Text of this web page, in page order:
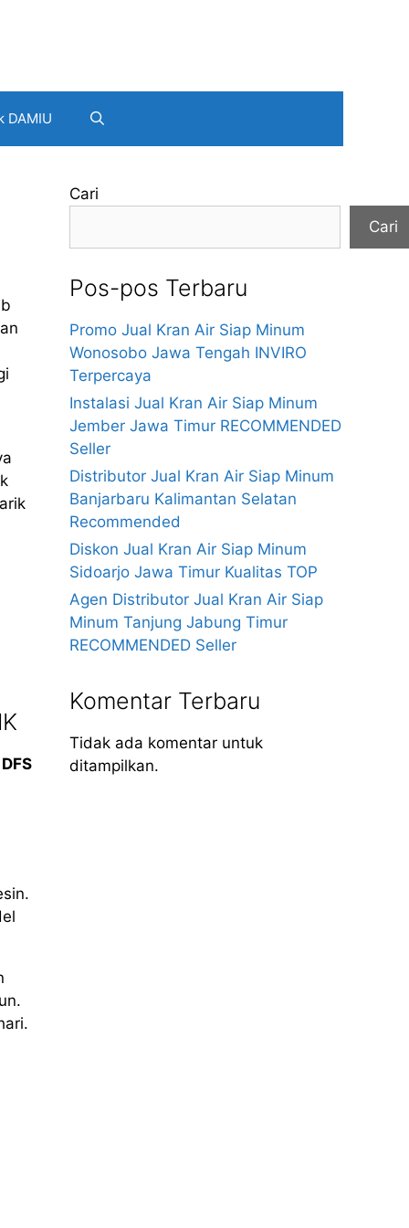
DAMIU
DFS
Cari
Cari
Pos-pos Terbaru
Promo Jual Kran Air Siap Minum
Wonosobo Jawa Tengah INVIRO
Terpercaya
Instalasi Jual Kran Air Siap Minum
Jember Jawa Timur RECOMMENDED
Seller
Distributor Jual Kran Air Siap Minum
Banjarbaru Kalimantan Selatan
Recommended
Diskon Jual Kran Air Siap Minum
Sidoarjo Jawa Timur Kualitas TOP
Agen Distributor Jual Kran Air Siap
Minum Tanjung Jabung Timur
RECOMMENDED Seller
Komentar Terbaru
Tidak ada komentar untuk
ditampilkan.